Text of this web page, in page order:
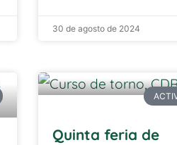
30 de agosto de 2024
Quinta feria de